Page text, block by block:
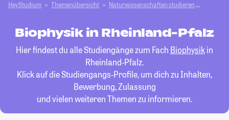
HeyStudium Themenübersicht Natur­wissenschaften studieren
Biophysik in Rheinland-Pfalz
Hier findest du alle Studiengänge zum Fach Biophysikin
Rheinland-Pfalz.
Klick auf die Studiengangs-Profile, um dich zu Inhalten,
Bewerbung, Zulassung
und vielen weiteren Themen zu informieren.